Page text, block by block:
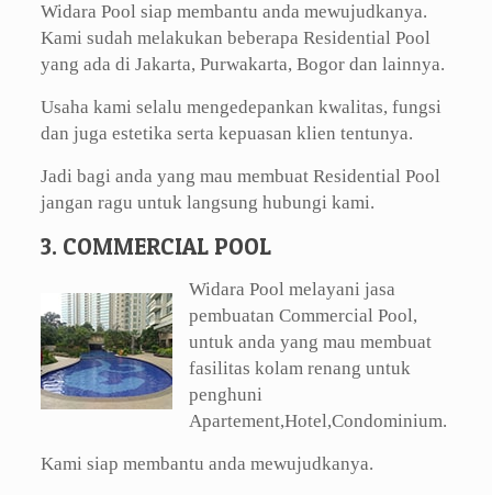
Widara Pool siap membantu anda mewujudkanya.
Kami sudah melakukan beberapa Residential Pool
yang ada di Jakarta, Purwakarta, Bogor dan lainnya.
Usaha kami selalu mengedepankan kwalitas, fungsi
dan juga estetika serta kepuasan klien tentunya.
Jadi bagi anda yang mau membuat Residential Pool
jangan ragu untuk langsung hubungi kami.
3. COMMERCIAL POOL
Widara Pool melayani jasa
pembuatan Commercial Pool,
untuk anda yang mau membuat
fasilitas kolam renang untuk
penghuni
Apartement,Hotel,Condominium.
Kami siap membantu anda mewujudkanya.